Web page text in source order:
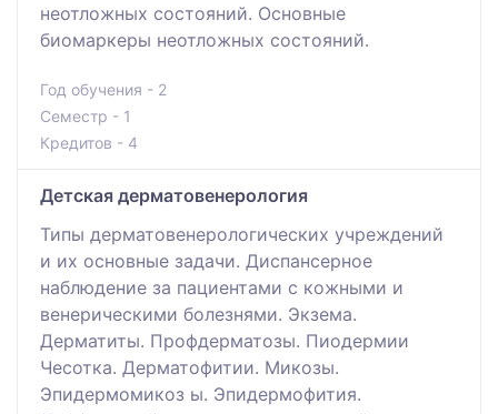
неотложных состояний. Основные
биомаркеры неотложных состояний.
Год обучения - 2
Семестр - 1
Кредитов - 4
Детская дерматовенерология
Типы дерматовенерологических учреждений
и их основные задачи. Диспансерное
наблюдение за пациентами с кожными и
венерическими болезнями. Экзема.
Дерматиты. Профдерматозы. Пиодермии
Чесотка. Дерматофитии. Микозы.
Эпидермомикоз ы. Эпидермофития.